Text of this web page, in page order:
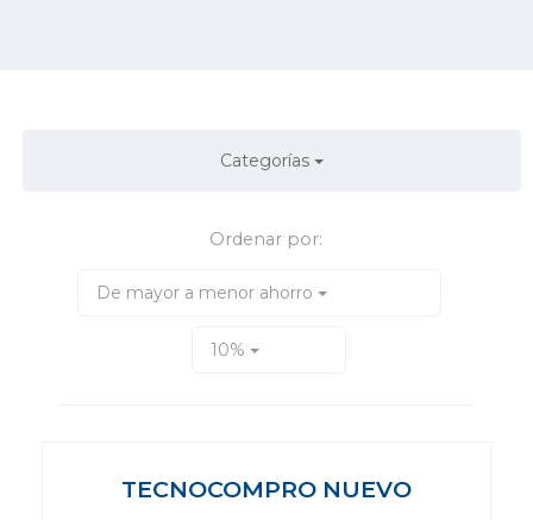
Categorías
Ordenar por:
De mayor a menor ahorro
10%
TECNOCOMPRO NUEVO